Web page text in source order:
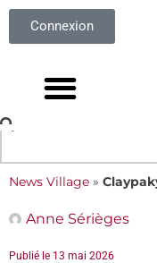
Connexion
News Village »
Anne Sérièges
Publié le 13 mai 2026